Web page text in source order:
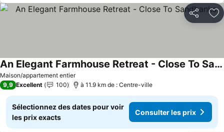
Partager
Maison/appartement entier
An Elegant Farmhouse Retreat - Close To Sandbanks
Consulter les prix
9,9 Excellent 100 à 11.9 km de : Centre-ville
Sélectionnez des dates pour voir
les prix exacts
Consulter les prix